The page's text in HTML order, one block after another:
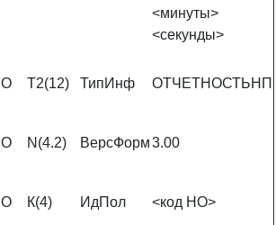
<минуты>
<секунды>
О Т2(12) ТипИнф ОТЧЕТНОСТЬНП
О N(4.2) ВерсФорм3.00
О К(4) ИдПол <код НО>